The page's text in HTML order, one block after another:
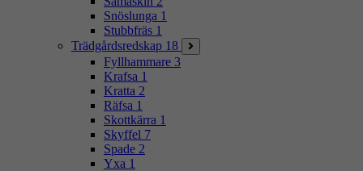
Snöslunga 1
Stubbfräs 1
Trädgårdsredskap 18
Fyllhammare 3
Krafsa 1
Kratta 2
Räfsa 1
Skottkärra 1
Skyffel 7
Spade 2
Yxa 1